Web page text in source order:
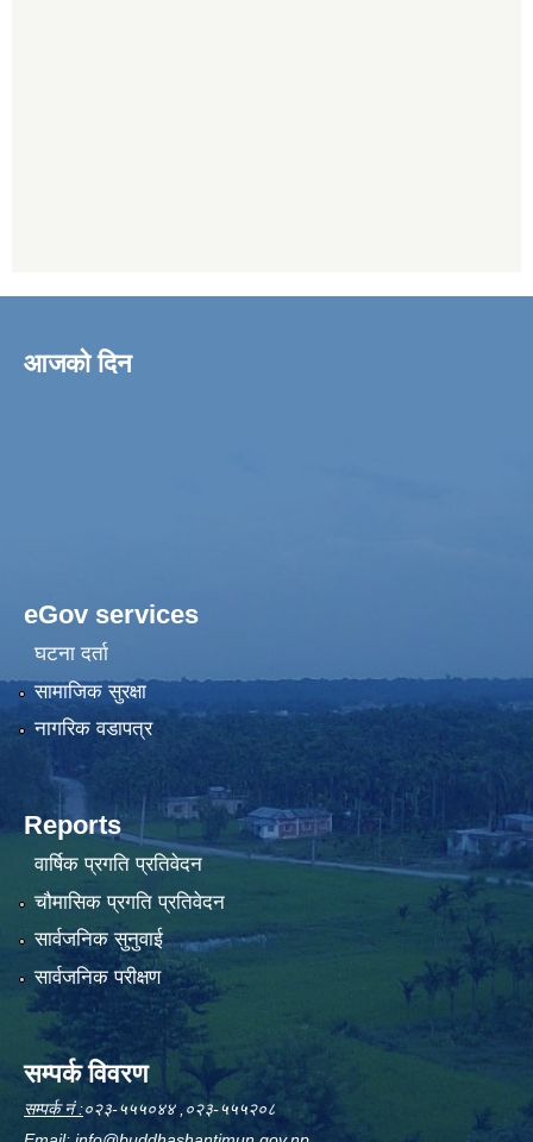
आजको दिन
eGov services
घटना दर्ता
सामाजिक सुरक्षा
नागरिक वडापत्र
Reports
वार्षिक प्रगति प्रतिवेदन
चौमासिक प्रगति प्रतिवेदन
सार्वजनिक सुनुवाई
सार्वजनिक परीक्षण
सम्पर्क विवरण
सम्पर्क नं :०२३-५५५०४४ ,०२३-५५५२०८